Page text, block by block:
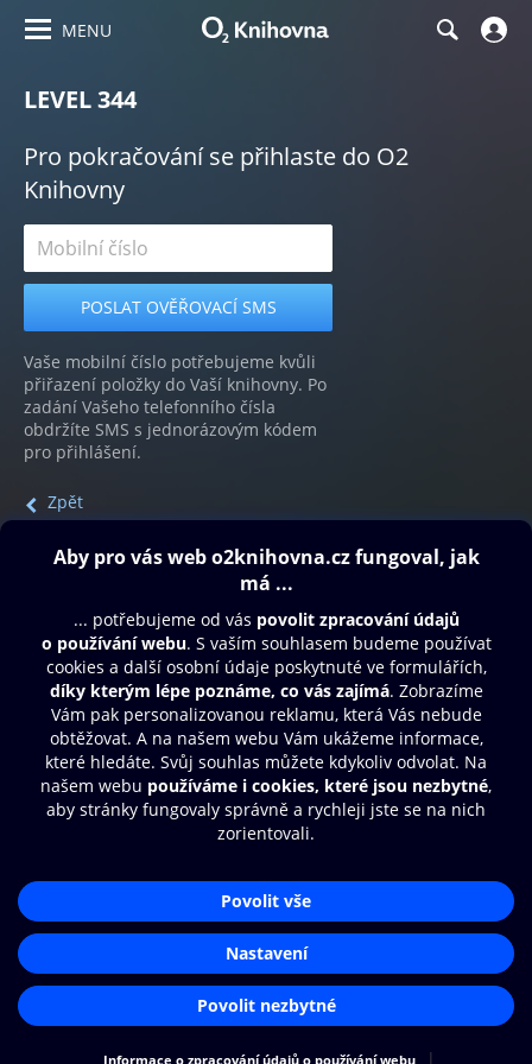
MENU
LEVEL 344
Pro pokračování se přihlaste do O2
Knihovny
Vaše mobilní číslo potřebujeme kvůli
přiřazení položky do Vaší knihovny. Po
zadání Vašeho telefonního čísla
obdržíte SMS s jednorázovým kódem
pro přihlášení.
Zpět
Obsah ke stažení
Moje O2 Knihovna
Další zábava
© O2 Czech Republic a.s.
Přístupnost
Zásady zpracování osobních údajů
Nastavení cookies
Aplikace O2 Knihovna
Čti a poslouchej své e-knihy a
audioknihy rychleji a pohodlněji.